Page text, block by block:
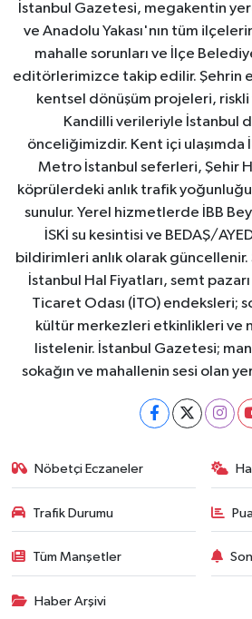
İstanbul Gazetesi, megakentin
ve Anadolu Yakası'nın tüm
mahalle sorunları ve İlçe
editörlerimizce takip edilir. Şehrin
kentsel dönüşüm projeleri, riskli
Kandilli verileriyle İstanbul
önceliğimizdir. Kent içi ulaşımda
Metro İstanbul seferleri, Şehir
köprülerdeki anlık trafik
sunulur. Yerel hizmetlerde İBB
İSKİ su kesintisi ve BEDAŞ/
bildirimleri anlık olarak
İstanbul Hal Fiyatları, semt
Ticaret Odası (İTO) endeksleri;
kültür merkezleri etkinlikleri ve
listelenir. İstanbul Gazetesi;
sokağın ve mahallenin sesi olan
Nöbetçi Eczaneler
Trafik Durumu
Tüm Manşetler
Haber Arşivi